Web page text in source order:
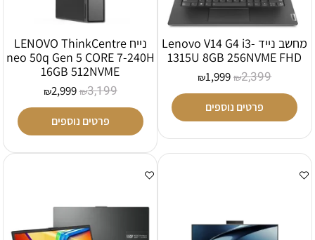
מחשב נייד Lenovo V14 G4 i3-
1315U 8GB 256NVME FHD
₪2,399
₪1,999
פרטים נוספים
נייח LENOVO ThinkCentre
neo 50q Gen 5 CORE 7-240H
16GB 512NVME
₪3,199
₪2,999
פרטים נוספים